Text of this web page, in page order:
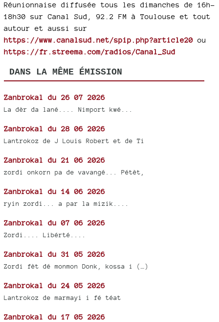
Réunionnaise diffusée tous les dimanches de 16h-
18h30 sur Canal Sud, 92.2 FM à Toulouse et tout
autour et aussi sur
https://www.canalsud.net/spip.php?article20 ou
https://fr.streema.com/radios/Canal_Sud
DANS LA MÊME ÉMISSION
Zanbrokal du 26 07 2026
La dèr da lané.... Nimport kwé...
Zanbrokal du 28 06 2026
Lantrokoz de J Louis Robert et de Ti
Zanbrokal du 21 06 2026
zordi onkorn pa de vavangé... Pétèt,
Zanbrokal du 14 06 2026
ryin zordi... a par la mizik....
Zanbrokal du 07 06 2026
Zordi.... Libérté....
Zanbrokal du 31 05 2026
Zordi fèt dé monmon Donk, kossa i (…)
Zanbrokal du 24 05 2026
Lantrokoz de marmayi i fé téat
Zanbrokal du 17 05 2026